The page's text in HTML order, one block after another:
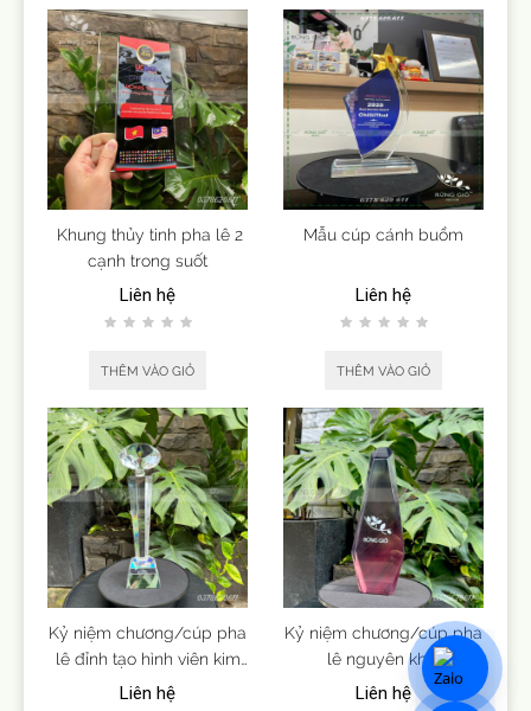
Khung thủy tinh pha lê 2
cạnh trong suốt
Liên hệ
THÊM VÀO GIỎ
Mẫu cúp cánh buồm
Liên hệ
THÊM VÀO GIỎ
Kỷ niệm chương/cúp pha
lê đỉnh tạo hình viên kim
cương
Liên hệ
Kỷ niệm chương/cúp pha
lê nguyên khối
Liên hệ